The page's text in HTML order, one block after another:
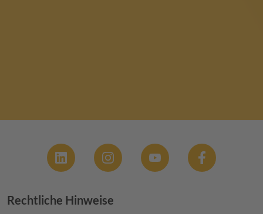
Footer menu
Rechtliche Hinweise
Social